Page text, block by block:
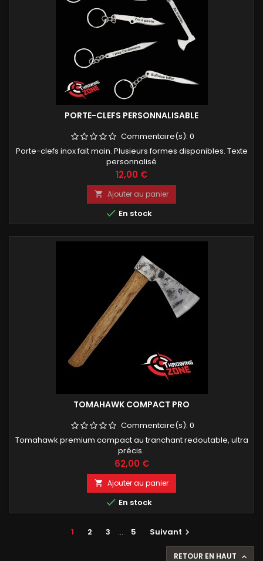
PORTE-CLEFS PERSONNALISABLE
Commentaire(s): 0
Porte-clefs inox fait main. Plusieurs formes disponibles. Texte
personnalisé
Prix
12,00 €
 Ajouter au panier
 En stock
TOMAHAWK COMPACT PRO
Commentaire(s): 0
Tomahawk premium compact au tranchant redoutable, ultra
précis.
Prix
62,00 €
 Ajouter au panier
 En stock
1 2 3 … 5 Suivant 
RETOUR EN HAUT 